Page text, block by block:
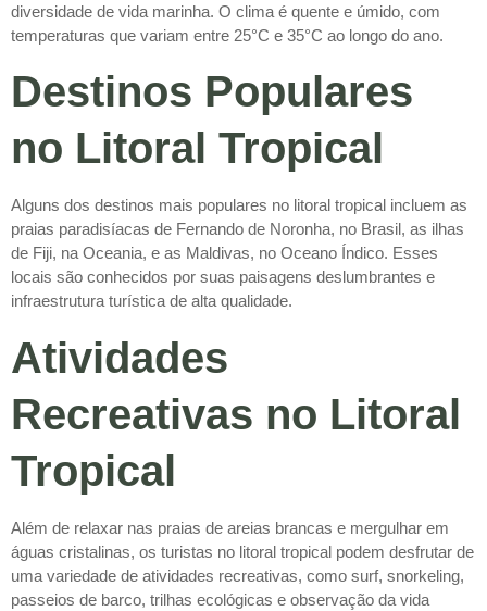
diversidade de vida marinha. O clima é quente e úmido, com
temperaturas que variam entre 25°C e 35°C ao longo do ano.
Destinos Populares
no Litoral Tropical
Alguns dos destinos mais populares no litoral tropical incluem as
praias paradisíacas de Fernando de Noronha, no Brasil, as ilhas
de Fiji, na Oceania, e as Maldivas, no Oceano Índico. Esses
locais são conhecidos por suas paisagens deslumbrantes e
infraestrutura turística de alta qualidade.
Atividades
Recreativas no Litoral
Tropical
Além de relaxar nas praias de areias brancas e mergulhar em
águas cristalinas, os turistas no litoral tropical podem desfrutar de
uma variedade de atividades recreativas, como surf, snorkeling,
passeios de barco, trilhas ecológicas e observação da vida